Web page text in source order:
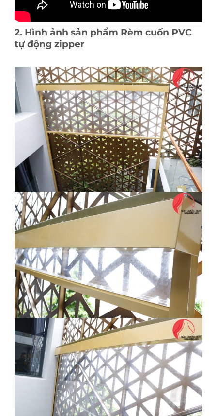
2. Hình ảnh sản phẩm Rèm cuốn PVC
tự động zipper